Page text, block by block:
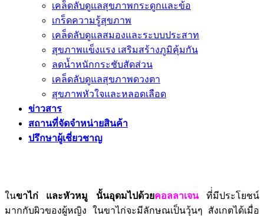
เคล็ดลับดูแลสุขภาพกระดูกและข้อ
เกร็ดความรู้สุขภาพ
เคล็ดลับดูแลสมองและระบบประสาท
สุขภาพแข็งแรง เสริมสร้างภูมิคุ้มกัน
ลดน้ำหนักกระชับสัดส่วน
เคล็ดลับดูแลสุขภาพดวงตา
สุขภาพหัวใจและหลอดเลือด
ข่าวสาร
สถานที่จัดจำหน่ายสินค้า
ปรึกษาผู้เชี่ยวชาญ
ในขาไก่ และหัวหมู นั้นอุดมไปด้วยคอลลาเจนที่่มีประโยชน์
มากกับผิวของผู้หญิง ในขาไก่จะมีลักษณเป็นวุ้นๆ สังเกตได้เมื่อ